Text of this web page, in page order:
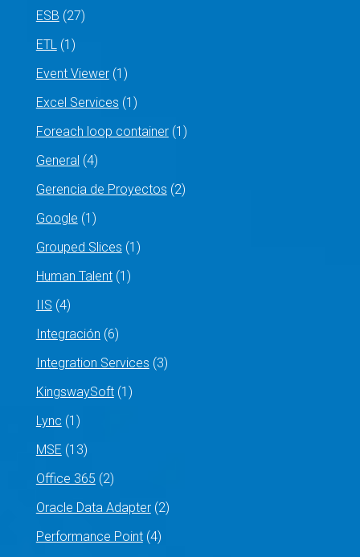
ESB (27)
ETL(1)
Event Viewer(1)
Excel Services (1)
Foreach loop container(1)
General (4)
Gerencia de Proyectos (2)
Google (1)
Grouped Slices (1)
Human Talent(1)
IIS (4)
Integración (6)
Integration Services (3)
KingswaySoft(1)
Lync (1)
MSE (13)
Office 365 (2)
Oracle Data Adapter(2)
Performance Point(4)